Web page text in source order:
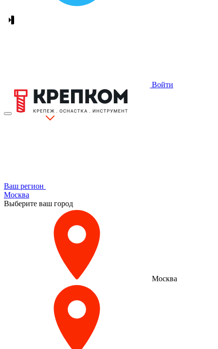
Войти
Ваш регион
Москва
Выберите ваш город
Москва